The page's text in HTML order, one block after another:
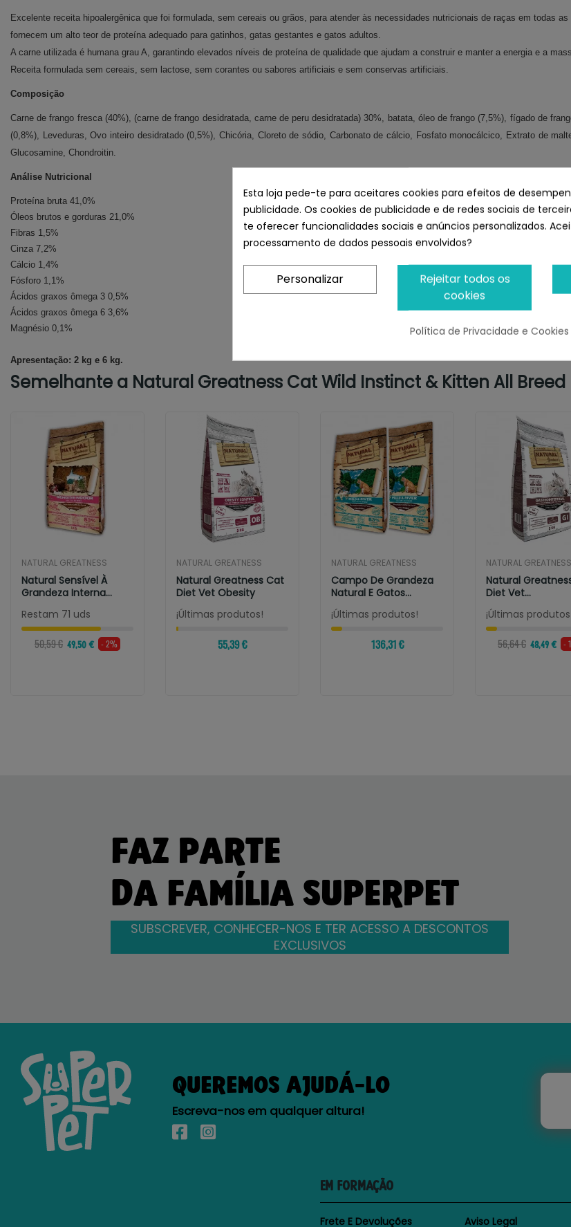
Excelente receita hipoalergênica que foi formulada, sem cereais ou grãos, para atender às necessidades nutricionais de raças em todas
fornecem um alto teor de proteína adequado para gatinhos, gatas gestantes e gatos adultos.
A carne utilizada é humana grau A, garantindo elevados níveis de proteína de qualidade que ajudam a construir e manter a energia e a
Receita formulada sem cereais, sem lactose, sem corantes ou sabores artificiais e sem conservas artificiais.
Composição
Carne de frango fresca (40%), (carne de frango desidratada, carne de peru desidratada) 30%, batata, óleo de frango (7,5%), fígado de
(0,8%), Leveduras, Ovo inteiro desidratado (0,5%), Chicória, Cloreto de sódio, Carbonato de cálcio, Fosfato monocálcico, Extrato de
Glucosamine, Chondroitin.
Análise Nutricional
Proteína bruta 41,0%
Óleos brutos e gorduras 21,0%
Fibras 1,5%
Cinza 7,2%
Cálcio 1,4%
Fósforo 1,1%
Ácidos graxos ômega 3 0,5%
Ácidos graxos ômega 6 3,6%
Magnésio 0,1%
Apresentação: 2 kg e 6 kg.
Semelhante a Natural Greatness Cat Wild Instinct & Kitten All Breed
NATURAL GREATNESS
Natural Sensível À
Grandeza Interna
Restam 71 uds
50,59 € 49,50 € - 2%
NATURAL GREATNESS
Natural Greatness Cat
Diet Vet Obesity
¡Últimas produtos!
55,39 €
NATURAL GREATNESS
Campo De Grandeza
Natural E Gatos
Adultos Do Rio
¡Últimas produtos!
136,31 €
NATURAL GREATNESS
Natural
Diet Vet
Gastrointestinal
¡Últimas
56,64 € 48,49 € -
FAZ PARTE
DA FAMÍLIA SUPERPET
SUBSCREVER, CONHECER-NOS E TER ACESSO A DESCONTOS
EXCLUSIVOS
QUEREMOS AJUDÁ-LO
Escreva-nos em qualquer altura!
EM FORMAÇÃO
Frete E Devoluções Aviso Legal
Esta loja pede-te para aceitares cookies para efeitos de
publicidade. Os cookies de publicidade e de redes sociais de
te oferecer funcionalidades sociais e anúncios personalizados.
processamento de dados pessoais envolvidos?
Rejeitar todos os
cookies
Personalizar
Política de Privacidade e Cookies